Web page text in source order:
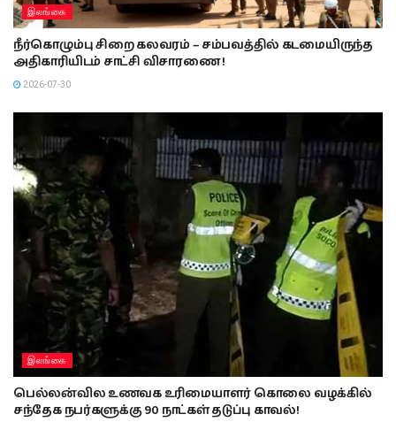
இலங்கை
நீர்கொழும்பு சிறை கலவரம் – சம்பவத்தில் கடமையிருந்த
அதிகாரியிடம் சாட்சி விசாரணை !
2026-07-30
இலங்கை
பெல்லன்வில உணவக உரிமையாளர் கொலை வழக்கில்
சந்தேக நபர்களுக்கு 90 நாட்கள் தடுப்பு காவல்!